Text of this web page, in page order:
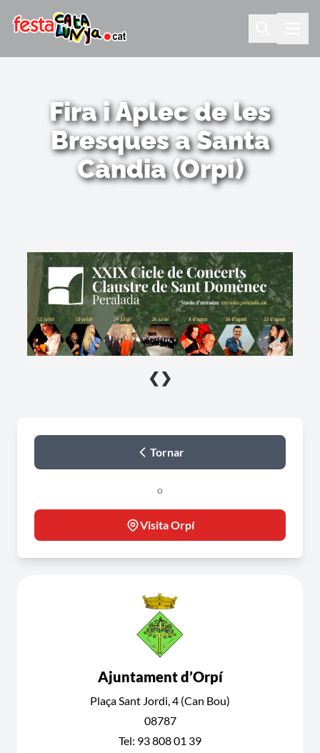
Fira i Aplec de les
Bresques a Santa
Càndia (Orpí)
❮ ❯
Tornar
o
Visita Orpí
Ajuntament d’Orpí
Plaça Sant Jordi, 4 (Can Bou)
08787
Tel: 93 808 01 39